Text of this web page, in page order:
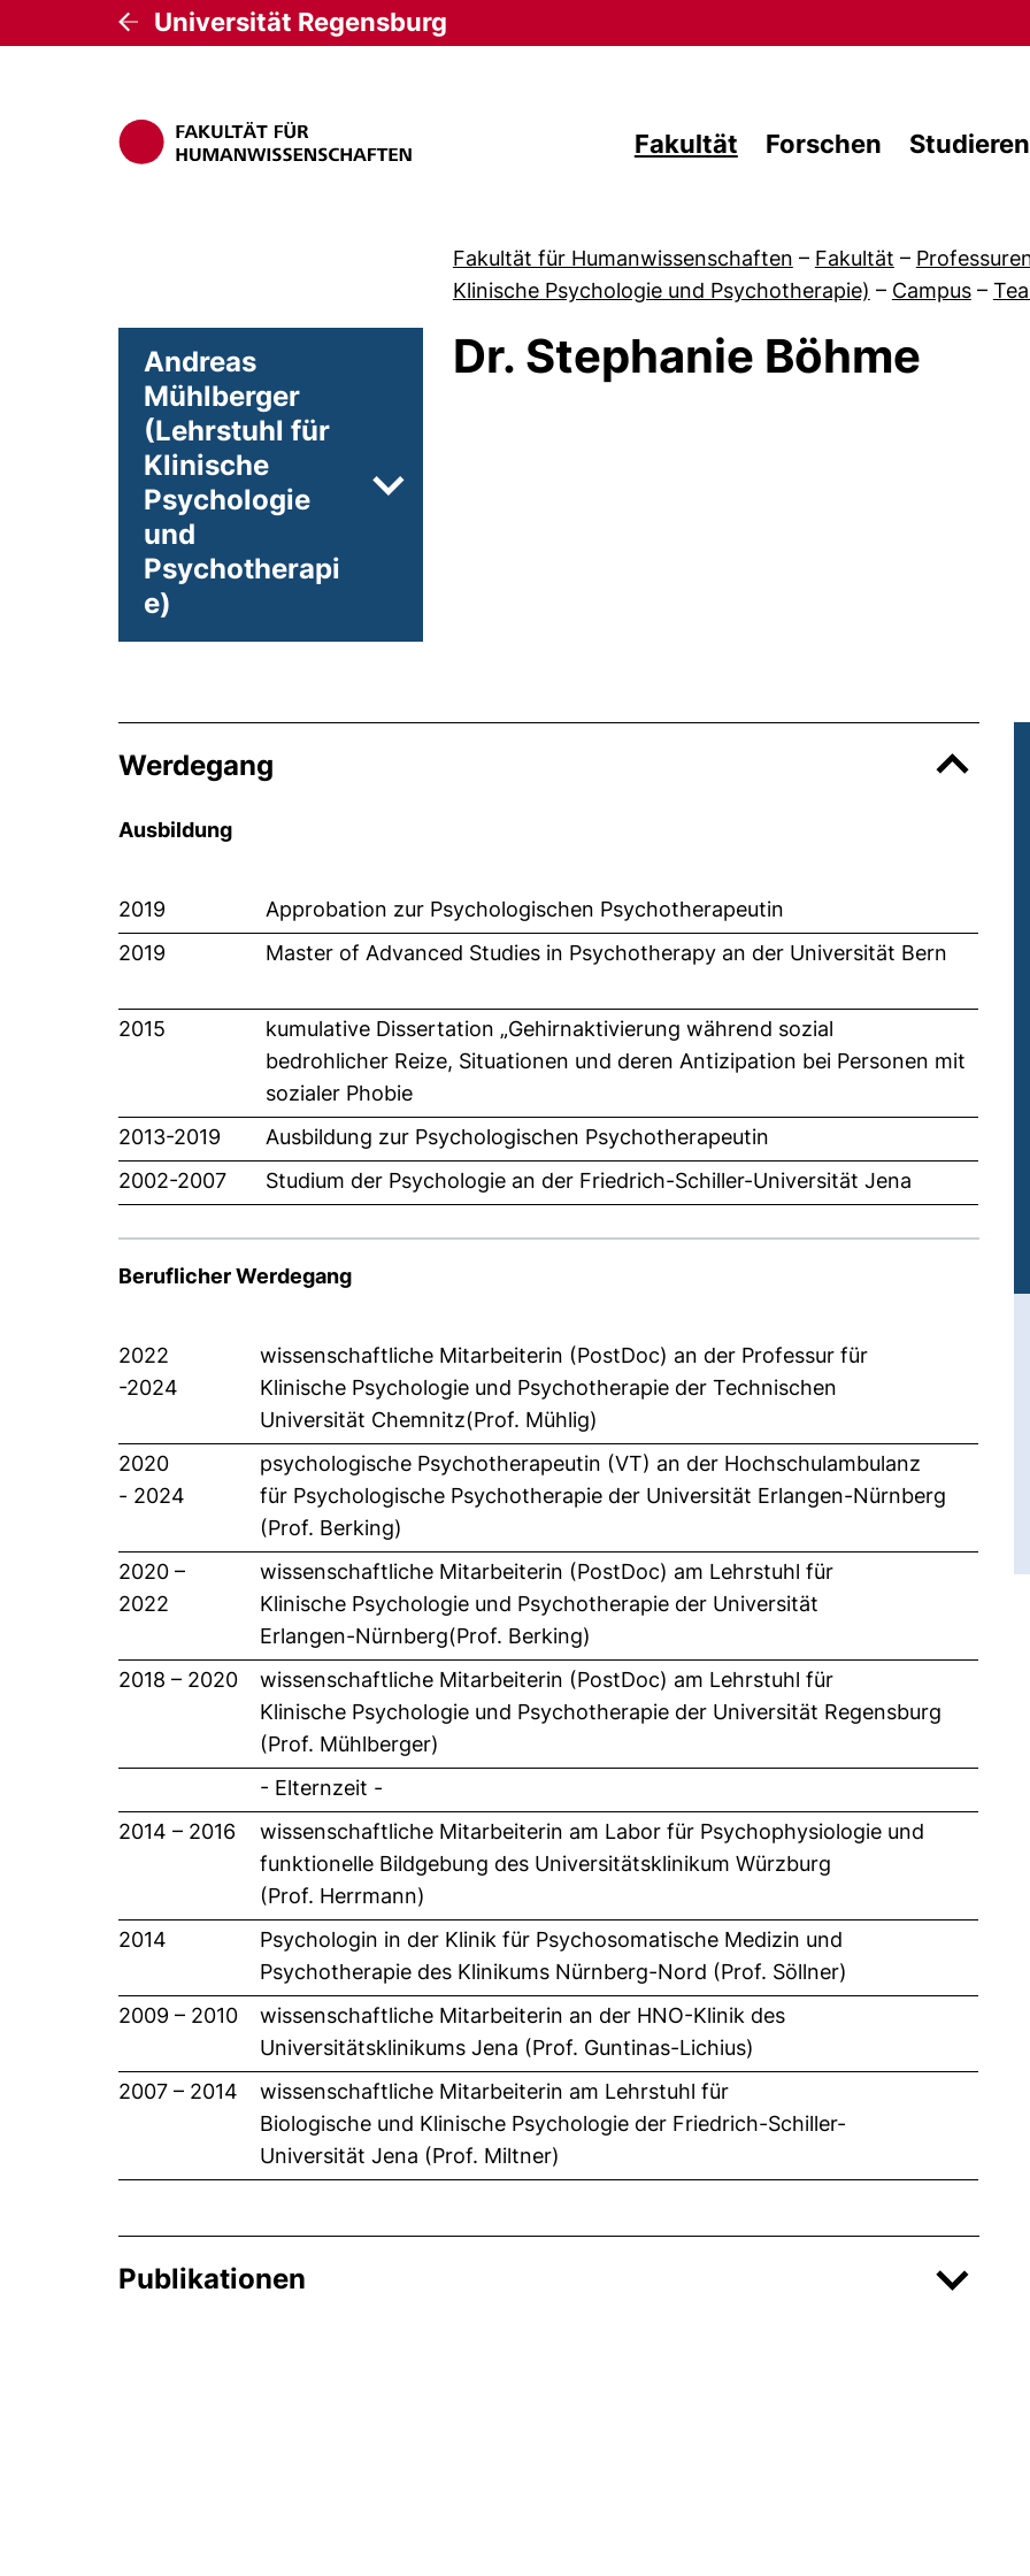
Universität Regensburg
Fakultät Forschen Studieren
Fakultät für Humanwissenschaften – Fakultät –
Klinische Psychologie und Psychotherapie) – Campus –
Andreas
Mühlberger
(Lehrstuhl für
Klinische
Psychologie
und
Psychotherapi
e)
Unterseiten von Campus
Dr. Stephanie Böhme
Werdegang
Ausbildung
2019
Approbation zur Psychologischen Psychotherapeutin
2019
Master of Advanced Studies in Psychotherapy an der Universität Bern
2015
kumulative Dissertation „Gehirnaktivierung während sozial
bedrohlicher Reize, Situationen und deren Antizipation bei Personen mit
sozialer Phobie
2013-2019
Ausbildung zur Psychologischen Psychotherapeutin
2002-2007
Studium der Psychologie an der Friedrich-Schiller-Universität Jena
Beruflicher Werdegang
2022
-2024
wissenschaftliche Mitarbeiterin (PostDoc) an der Professur für
Klinische Psychologie und Psychotherapie der Technischen
Universität Chemnitz(Prof. Mühlig)
2020
- 2024
psychologische Psychotherapeutin (VT) an der Hochschulambulanz
für Psychologische Psychotherapie der Universität Erlangen-Nürnberg
(Prof. Berking)
2020 –
2022
wissenschaftliche Mitarbeiterin (PostDoc) am Lehrstuhl für
Klinische Psychologie und Psychotherapie der Universität
Erlangen-Nürnberg(Prof. Berking)
2018 – 2020
wissenschaftliche Mitarbeiterin (PostDoc) am Lehrstuhl für
Klinische Psychologie und Psychotherapie der Universität Regensburg
(Prof. Mühlberger)
- Elternzeit -
2014 – 2016
wissenschaftliche Mitarbeiterin am Labor für Psychophysiologie und
funktionelle Bildgebung des Universitätsklinikum Würzburg
(Prof. Herrmann)
2014
Psychologin in der Klinik für Psychosomatische Medizin und
Psychotherapie des Klinikums Nürnberg-Nord (Prof. Söllner)
2009 – 2010
wissenschaftliche Mitarbeiterin an der HNO-Klinik des
Universitätsklinikums Jena (Prof. Guntinas-Lichius)
2007 – 2014
wissenschaftliche Mitarbeiterin am Lehrstuhl für
Biologische und Klinische Psychologie der Friedrich-Schiller-
Universität Jena (Prof. Miltner)
Publikationen